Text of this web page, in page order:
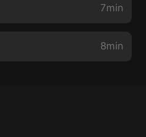
7min
8min